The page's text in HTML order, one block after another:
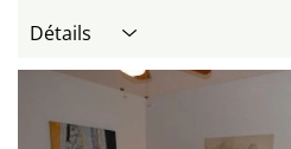
Détails